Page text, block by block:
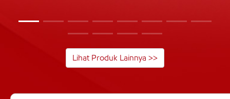
Lihat Produk Lainnya >>